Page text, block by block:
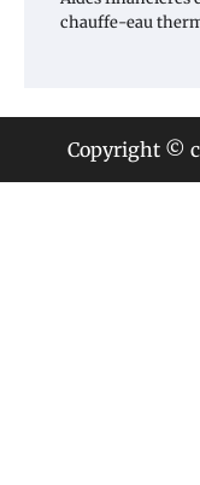
chauffe-eau
Copyright ©